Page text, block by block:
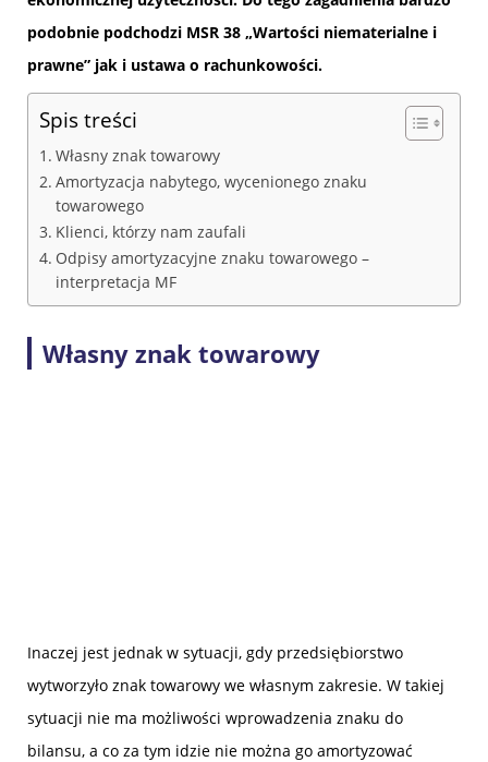
podobnie podchodzi MSR 38 „Wartości niematerialne i
prawne” jak i ustawa o rachunkowości.
Spis treści
Własny znak towarowy
Amortyzacja nabytego, wycenionego znaku
towarowego
Klienci, którzy nam zaufali
Odpisy amortyzacyjne znaku towarowego –
interpretacja MF
Własny znak towarowy
Inaczej jest jednak w sytuacji, gdy przedsiębiorstwo
wytworzyło znak towarowy we własnym zakresie. W takiej
sytuacji nie ma możliwości wprowadzenia znaku do
bilansu, a co za tym idzie nie można go amortyzować